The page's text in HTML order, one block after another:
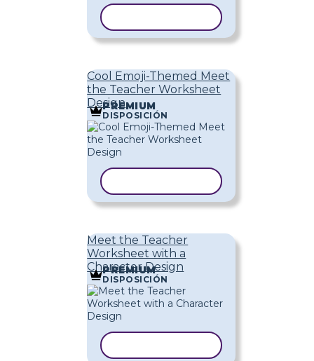
Cool Emoji-Themed Meet
the Teacher Worksheet
Design
PREMIUM
DISPOSICIÓN
Meet the Teacher
Worksheet with a
Character Design
PREMIUM
DISPOSICIÓN